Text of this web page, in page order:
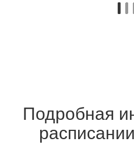
Подробная